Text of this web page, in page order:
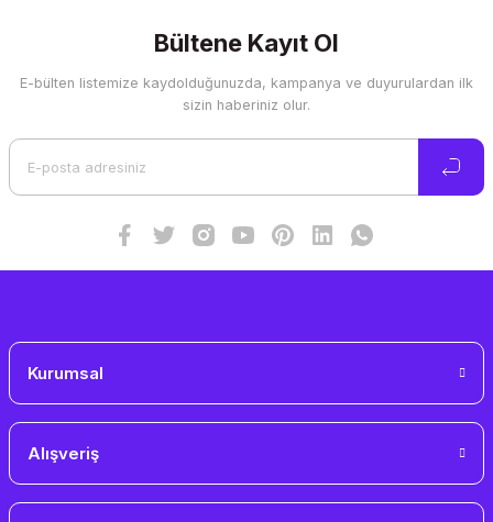
Görüş ve önerileriniz için teşekkür ederiz.
Ürün resmi kalitesiz, bozuk veya görüntülenemiyor.
Bültene Kayıt Ol
E-bülten listemize kaydolduğunuzda, kampanya ve duyurulardan ilk
sizin haberiniz olur.
Kurumsal
Alışveriş